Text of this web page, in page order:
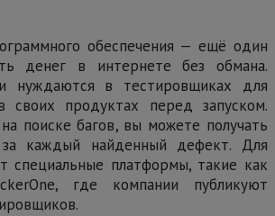
обеспечения — ещё один
денег в интернете без обмана.
нуждаются в тестировщиках для
своих продуктах перед запуском.
поиске багов, вы можете получать
за каждый найденный дефект. Для
специальные платформы, такие как
где компании публикуют